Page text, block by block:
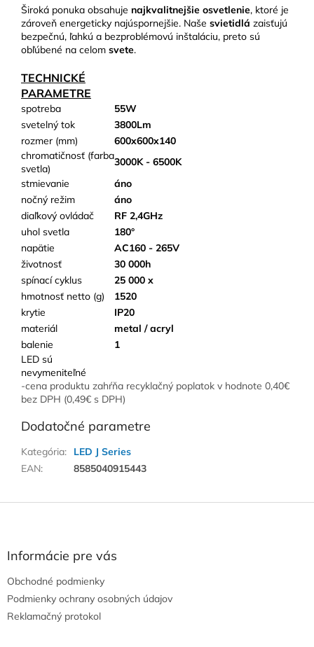
Široká ponuka obsahuje najkvalitnejšie osvetlenie, ktoré je
zároveň energeticky najúspornejšie. Naše svietidlá zaisťujú
bezpečnú, ľahkú a bezproblémovú inštaláciu, preto sú
obľúbené na celom svete.
TECHNICKÉ
PARAMETRE
spotreba
55W
svetelný tok
3800Lm
rozmer (mm)
600x600x140
chromatičnosť (farba
svetla)
3000K - 6500K
stmievanie
áno
nočný režim
áno
diaľkový ovládač
RF 2,4GHz
uhol svetla
180°
napätie
AC160 - 265V
životnosť
30 000h
spínací cyklus
25 000 x
hmotnosť netto (g)
1520
krytie
IP20
materiál
metal / acryl
balenie
1
LED sú
nevymeniteľné
-cena produktu zahŕňa recyklačný poplatok v hodnote 0,40€
bez DPH (0,49€ s DPH)
Dodatočné parametre
Kategória:
LED J Series
EAN: 8585040915443
Informácie pre vás
Obchodné podmienky
Podmienky ochrany osobných údajov
Reklamačný protokol